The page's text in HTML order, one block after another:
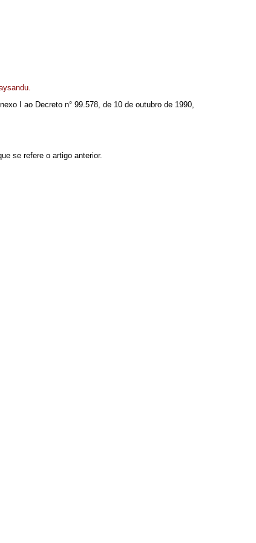
I ao Decreto n° 99.578, de 10 de outubro de 1990,
se refere o artigo anterior.